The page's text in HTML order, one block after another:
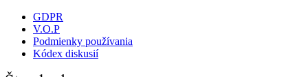
GDPR
V.O.P
Podmienky používania
Kódex diskusií